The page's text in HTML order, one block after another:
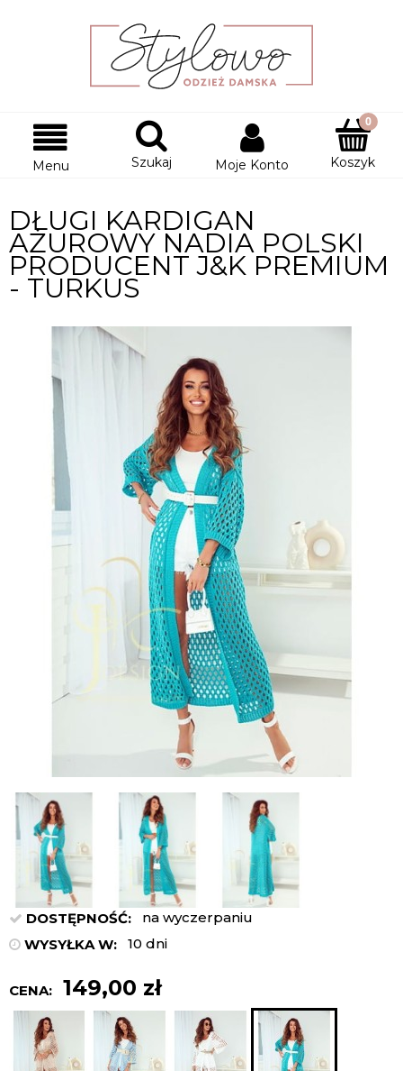
Menu Szukaj Moje Konto Koszyk
DŁUGI KARDIGAN
AŻUROWY NADIA POLSKI
PRODUCENT J&K PREMIUM
- TURKUS
DOSTĘPNOŚĆ:
na wyczerpaniu
WYSYŁKA W:
10 dni
CENA: 149,00 zł